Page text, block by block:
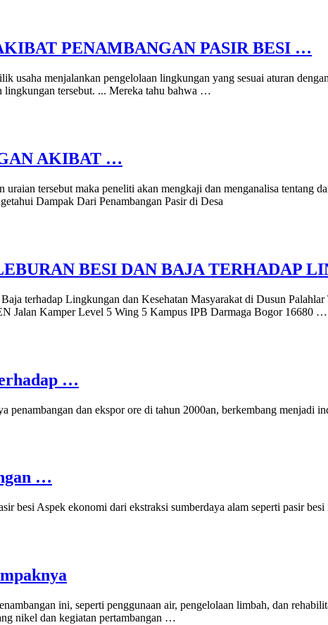
PENAMBANGAN PASIR BESI …
usaha menjalankan pengelolaan lingkungan yang sesuai aturan
lingkungan tersebut. ... Mereka tahu bahwa …
AKIBAT …
tersebut maka peneliti akan mengkaji dan menganalisa tentang
Dampak Dari Penambangan Pasir di Desa
BESI DAN BAJA TERHADAP
terhadap Lingkungan dan Kesehatan Masyarakat di Dusun
Kamper Level 5 Wing 5 Kampus IPB Darmaga Bogor 16680 …
…
dan ekspor ore di tahun 2000an, berkembang menjadi
…
besi Aspek ekonomi dari ekstraksi sumberdaya alam seperti pasir
ini, seperti penggunaan air, pengelolaan limbah, dan
nikel dan kegiatan pertambangan …